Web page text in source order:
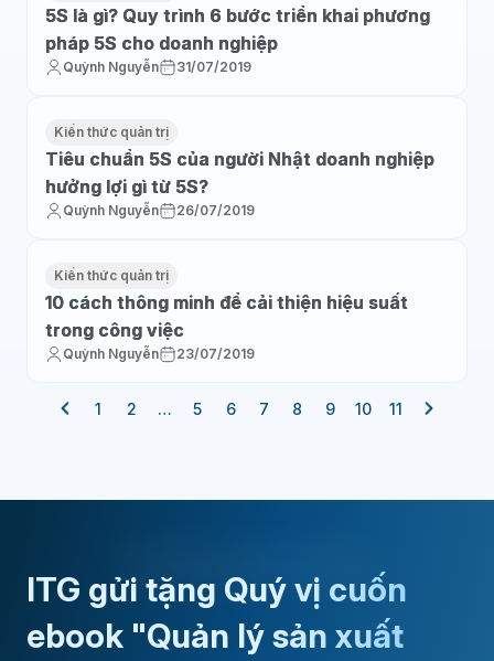
5S là gì? Quy trình 6 bước triển khai phương
pháp 5S cho doanh nghiệp
Quỳnh Nguyễn 31/07/2019
Kiến thức quản trị
Tiêu chuẩn 5S của người Nhật doanh nghiệp
hưởng lợi gì từ 5S?
Quỳnh Nguyễn 26/07/2019
Kiến thức quản trị
10 cách thông minh để cải thiện hiệu suất
trong công việc
Quỳnh Nguyễn 23/07/2019
1 2 … 5 6 7 8 9 10 11
ITG gửi tặng Quý vị cuốn
ebook "Quản lý sản xuất